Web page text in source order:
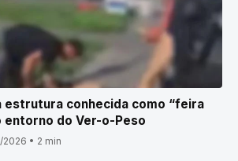
conhecida como “feira
entorno do Ver-o-Peso
2026 • 2 min